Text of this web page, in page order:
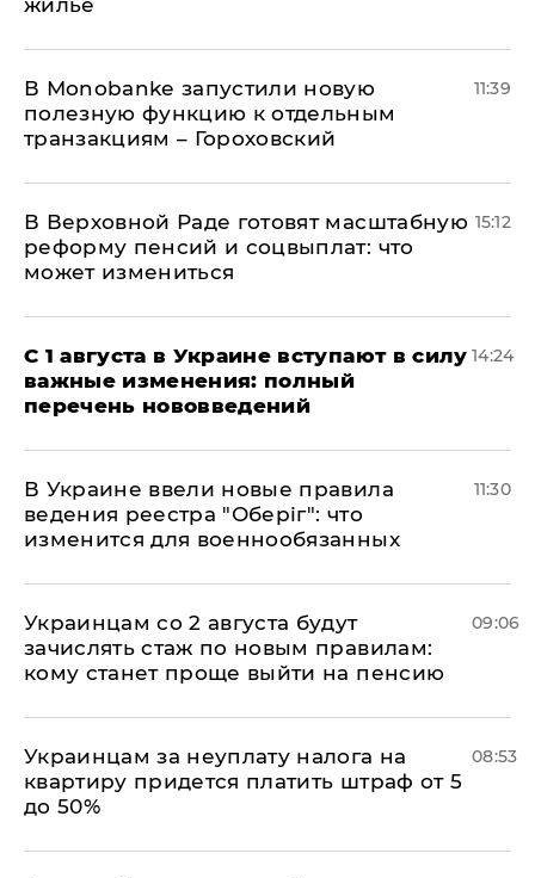
жилье
В Мonobankе запустили новую
полезную функцию к отдельным
транзакциям – Гороховский
11:39
В Верховной Раде готовят масштабную
реформу пенсий и соцвыплат: что
может измениться
15:12
С 1 августа в Украине вступают в силу
важные изменения: полный
перечень нововведений
14:24
В Украине ввели новые правила
ведения реестра "Оберіг": что
изменится для военнообязанных
11:30
Украинцам со 2 августа будут
зачислять стаж по новым правилам:
кому станет проще выйти на пенсию
09:06
Украинцам за неуплату налога на
квартиру придется платить штраф от 5
до 50%
08:53